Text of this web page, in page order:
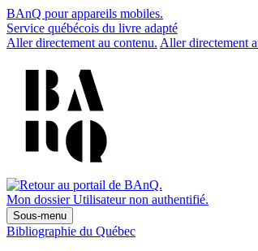
BAnQ pour appareils mobiles.
Service québécois du livre adapté
Aller directement au contenu. Aller directement
Mon dossier Utilisateur non authentifié.
Sous-menu
Bibliographie du Québec